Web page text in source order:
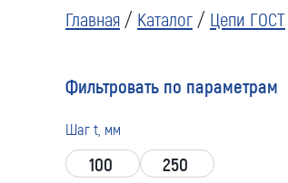
Главная / Каталог / Цепи ГОСТ
Фильтровать по параметрам
Шаг t, мм